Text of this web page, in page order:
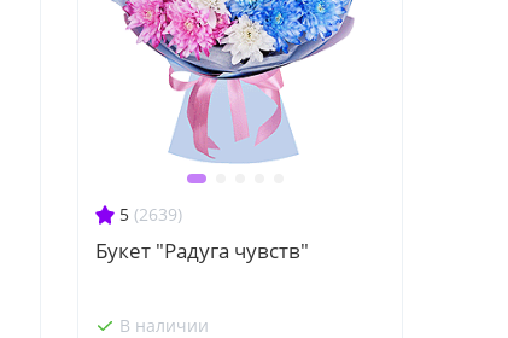
5 (2639)
Букет "Радуга чувств"
В наличии